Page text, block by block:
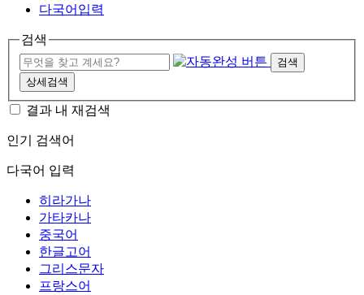
다국어입력
검색
검색
상세검색
결과 내 재검색
인기 검색어
다국어 입력
히라가나
가타카나
중국어
한글고어
그리스문자
프랑스어